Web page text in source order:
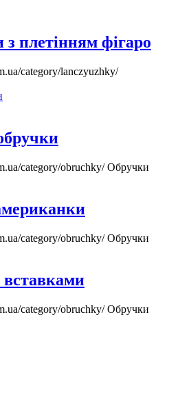
плетінням фігаро
category/lanczyuzhky/
category/obruchky/Обручки
category/obruchky/Обручки
category/obruchky/Обручки